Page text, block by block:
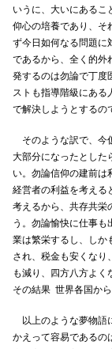
いうに、大いにあるこ
仰心の培養であり、そ
ず今日如何なる問題に
であるから、全く的外
発するのは勿論で丁度
ストも指導階級にある
で解決しようとするの
そのような訳で、今
大部分になったとした
い。勿論信仰の建前は
経営者の利益を考える
考えるから、共存共栄
う。勿論愉快に仕事
業は繁栄するし、しか
され、税金も安くなり
も減り、四方八方よく
その結果 世界各国か
以上のような夢物語
かえって容易であるの